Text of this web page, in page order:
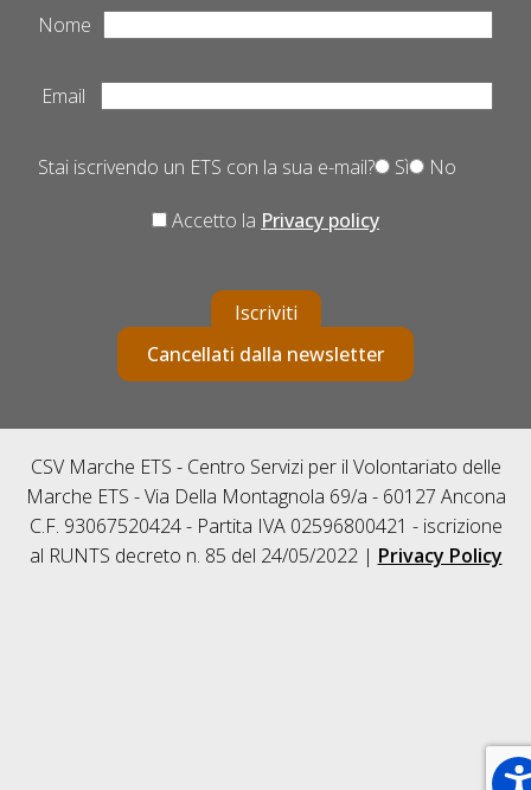
Nome
Email
Stai iscrivendo un ETS con la sua e-mail? Sì No
Accetto la Privacy policy
Iscriviti
Cancellati dalla newsletter
CSV Marche ETS - Centro Servizi per il Volontariato delle
Marche ETS - Via Della Montagnola 69/a - 60127 Ancona
C.F. 93067520424 - Partita IVA 02596800421 - iscrizione
al RUNTS decreto n. 85 del 24/05/2022 | Privacy Policy